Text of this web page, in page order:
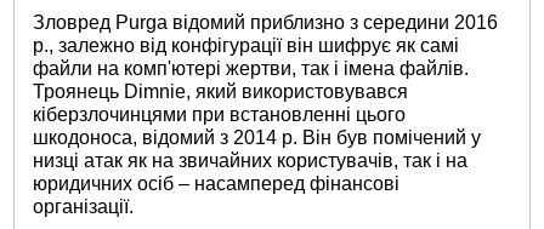
Зловред Purga відомий приблизно з середини 2016
р., залежно від конфігурації він шифрує як самі
файли на комп'ютері жертви, так і імена файлів.
Троянець Dimnie, який використовувався
кіберзлочинцями при встановленні цього
шкодоноса, відомий з 2014 р. Він був помічений у
низці атак як на звичайних користувачів, так і на
юридичних осіб – насамперед фінансові
організації.